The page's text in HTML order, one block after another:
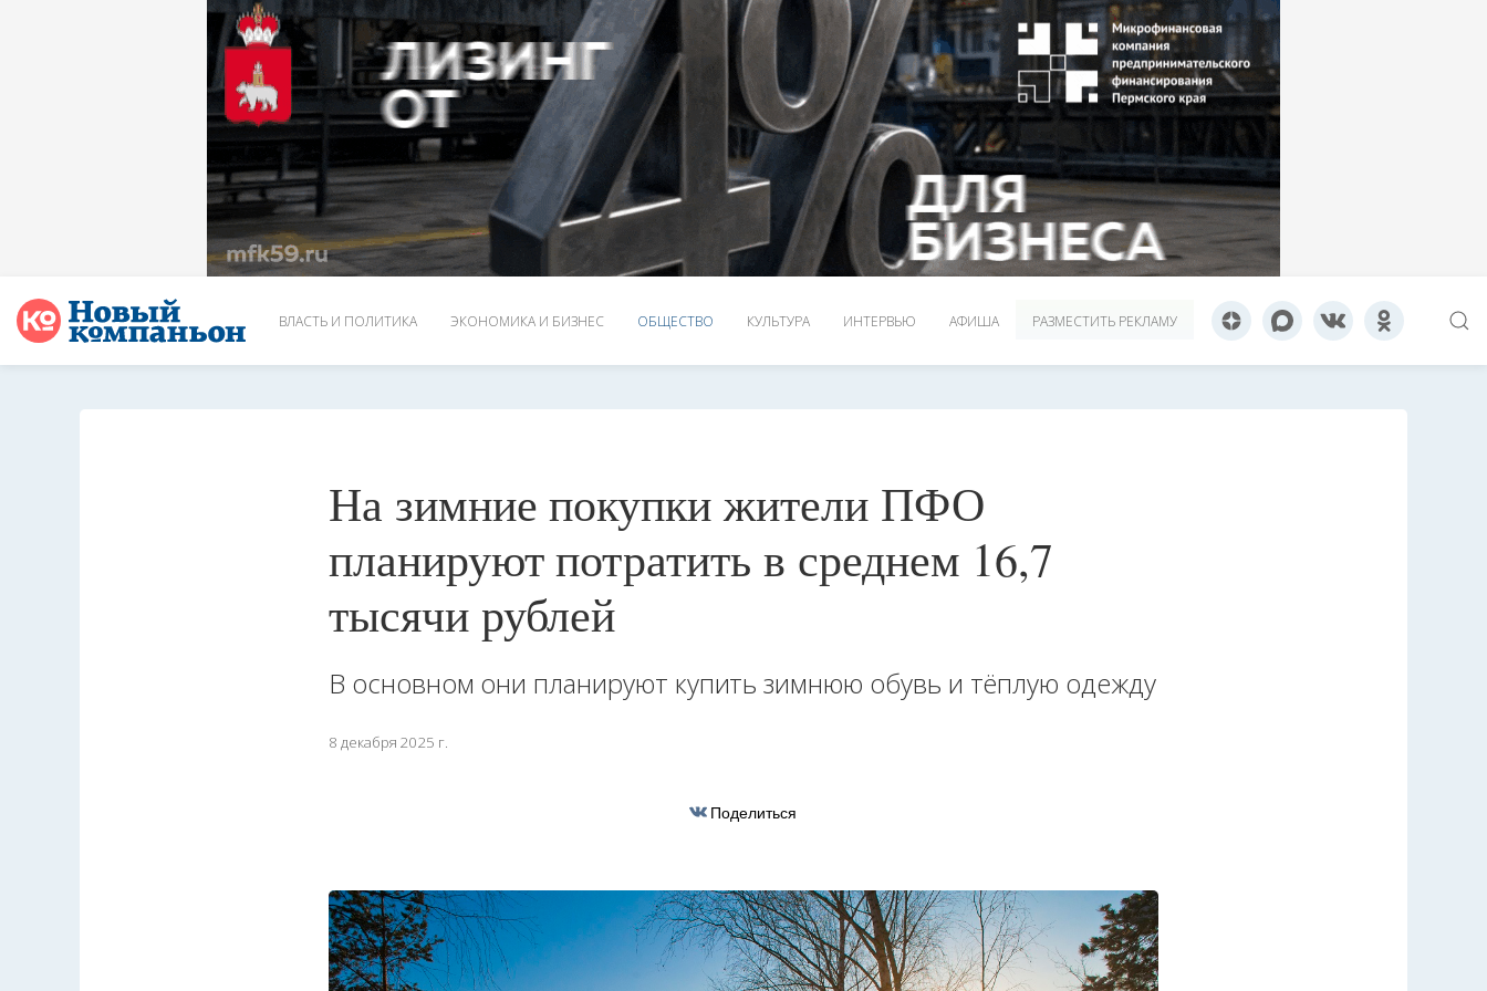
ВЛАСТЬ И ПОЛИТИКА ЭКОНОМИКА И БИЗНЕС ОБЩЕСТВО КУЛЬТУРА ИНТЕРВЬЮ АФИША РАЗМЕСТИТЬ РЕКЛАМУ
На зимние покупки жители ПФО
планируют потратить в среднем 16,7
тысячи рублей
В основном они планируют купить зимнюю обувь и тёплую одежду
8 декабря 2025 г.
Поделиться